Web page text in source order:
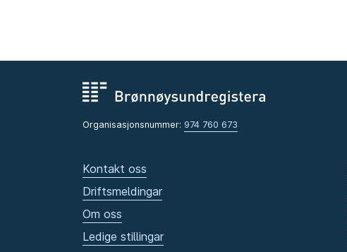
Organisasjonsnummer: 974 760 673
Kontakt oss
Driftsmeldingar
Om oss
Ledige stillingar